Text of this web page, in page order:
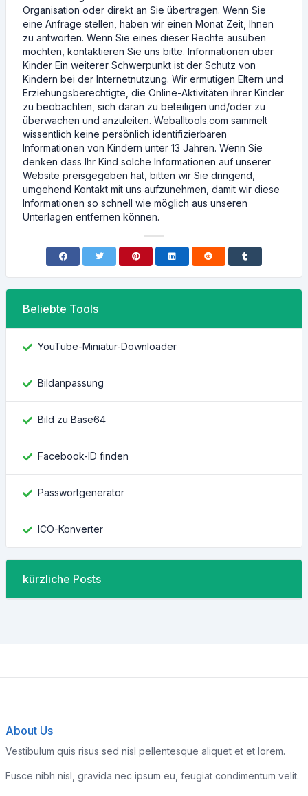
Organisation oder direkt an Sie übertragen. Wenn Sie
eine Anfrage stellen, haben wir einen Monat Zeit, Ihnen
zu antworten. Wenn Sie eines dieser Rechte ausüben
möchten, kontaktieren Sie uns bitte. Informationen über
Kinder Ein weiterer Schwerpunkt ist der Schutz von
Kindern bei der Internetnutzung. Wir ermutigen Eltern und
Erziehungsberechtigte, die Online-Aktivitäten ihrer Kinder
zu beobachten, sich daran zu beteiligen und/oder zu
überwachen und anzuleiten. Weballtools.com sammelt
wissentlich keine persönlich identifizierbaren
Informationen von Kindern unter 13 Jahren. Wenn Sie
denken dass Ihr Kind solche Informationen auf unserer
Website preisgegeben hat, bitten wir Sie dringend,
umgehend Kontakt mit uns aufzunehmen, damit wir diese
Informationen so schnell wie möglich aus unseren
Unterlagen entfernen können.
Beliebte Tools
YouTube-Miniatur-Downloader
Bildanpassung
Bild zu Base64
Facebook-ID finden
Passwortgenerator
ICO-Konverter
kürzliche Posts
About Us
Vestibulum quis risus sed nisl pellentesque aliquet et et lorem.
Fusce nibh nisl, gravida nec ipsum eu, feugiat condimentum velit.